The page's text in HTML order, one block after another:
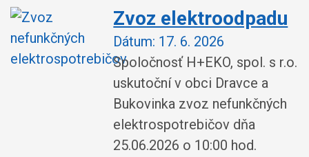
Zvoz elektroodpadu
Dátum: 17. 6. 2026
Spoločnosť H+EKO, spol. s r.o.
uskutoční v obci Dravce a
Bukovinka zvoz nefunkčných
elektrospotrebičov dňa
25.06.2026 o 10:00 hod.